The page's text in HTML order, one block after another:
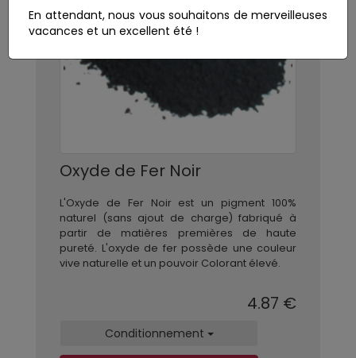
Oxyde de Fer Noir
L'Oxyde de Fer Noir est un pigment 100%
naturel (sans ajout de charge) fabriqué à
partir de matières premières de haute
pureté. L'oxyde de fer possède une couleur
vive naturelle et un pouvoir Colorant élevé.
4.87 €
Conditionnement
En attendant, nous vous souhaitons de merveilleuses
vacances et un excellent été !